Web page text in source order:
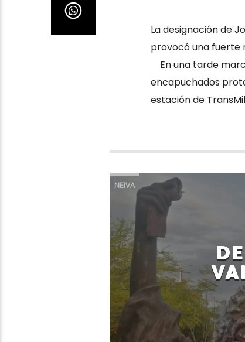
La designación de
provocó una fuerte
En una tarde
encapuchados
estación de
NEIVA